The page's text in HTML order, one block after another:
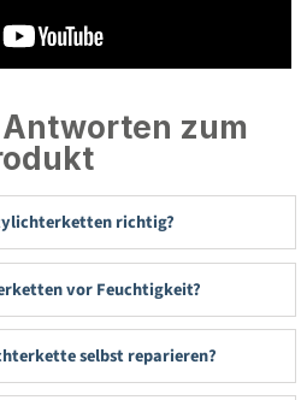
zum
richtig?
vor Feuchtigkeit?
selbst reparieren?